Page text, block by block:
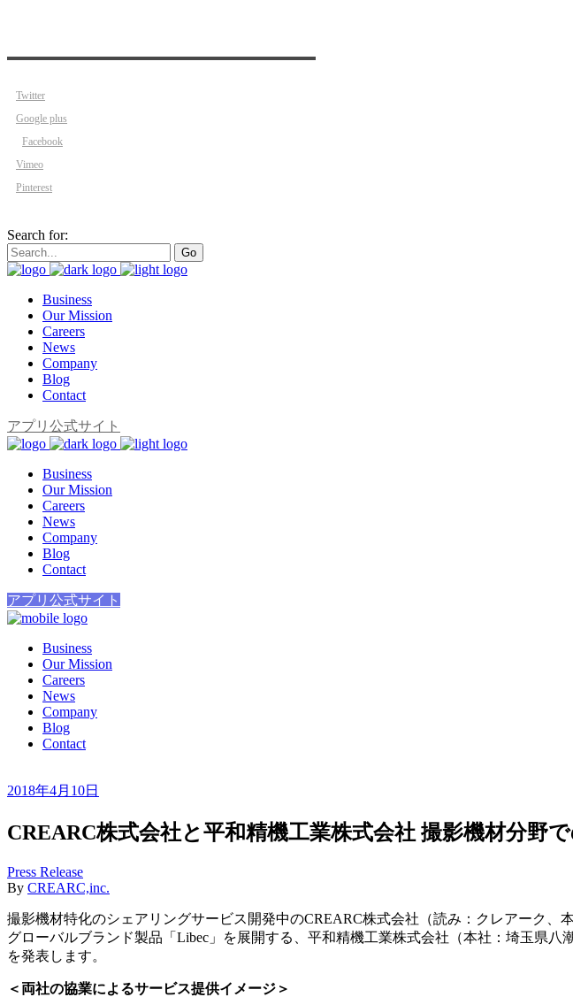
Twitter
Google plus
Facebook
Vimeo
Pinterest
Search for:
Go
Business
Our Mission
Careers
News
Company
Blog
Contact
アプリ公式サイト
Business
Our Mission
Careers
News
Company
Blog
Contact
アプリ公式サイト
Business
Our Mission
Careers
News
Company
Blog
Contact
2018年4月10日
CREARC株式会社と平和精機工業株式会社 撮影機材分野
Press Release
By CREARC,inc.
撮影機材特化のシェアリングサービス開発中のCREARC株式会社（読み：クレアーク
グローバルブランド製品「Libec」を展開する、平和精機工業株式会社（本社：埼玉県八
を発表します。
＜両社の協業によるサービス提供イメージ＞